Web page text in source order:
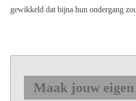
gewikkeld dat bijna hun ondergang
Maak jouw